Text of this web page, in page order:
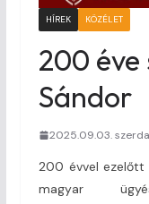
HÍREK KÖZÉLET
200 éve
Sándor
2025.09.03. szerda
200 évvel ezelőtt
magyar